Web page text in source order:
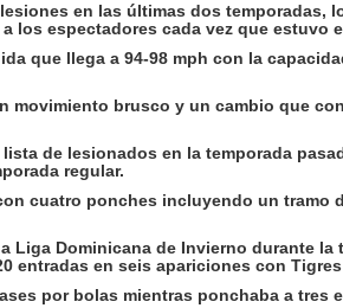
en las últimas dos temporadas,
los espectadores cada vez que estuvo
que llega a 94-98 mph con la
movimiento brusco y un cambio que
de lesionados en la temporada
regular.
cuatro ponches incluyendo un tramo
Liga Dominicana de Invierno durante la
entradas en seis apariciones con
por bolas mientras ponchaba a tres